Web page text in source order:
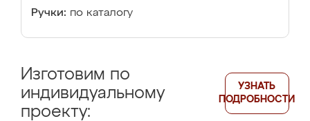
Ручки: по каталогу
Изготовим по
индивидуальному
проекту:
УЗНАТЬ
ПОДРОБНОСТИ